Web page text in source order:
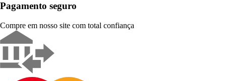
Pagamento seguro
Compre em nosso site com total confiança